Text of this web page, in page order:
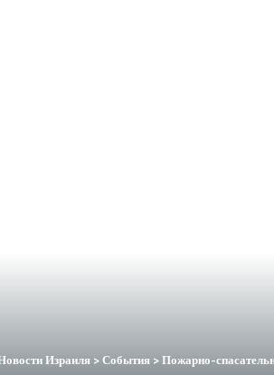
Израиля>События >Пожарно-